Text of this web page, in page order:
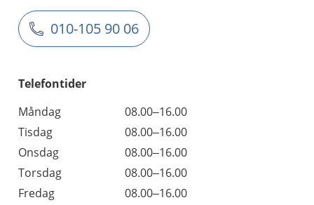
010-105 90 06
Telefontider
Måndag
08.00–16.00
Tisdag
08.00–16.00
Onsdag
08.00–16.00
Torsdag
08.00–16.00
Fredag
08.00–16.00